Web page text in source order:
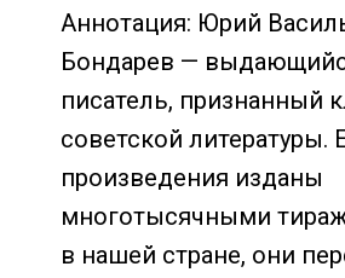
Аннотация: Юрий
Бондарев —
писатель, признанный
советской литературы.
произведения изданы
многотысячными
в нашей стране, они